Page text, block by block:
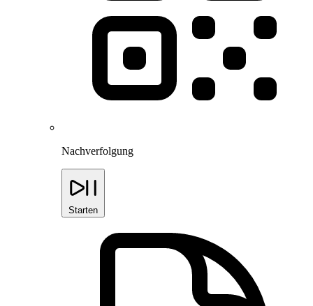
Nachverfolgung
Starten